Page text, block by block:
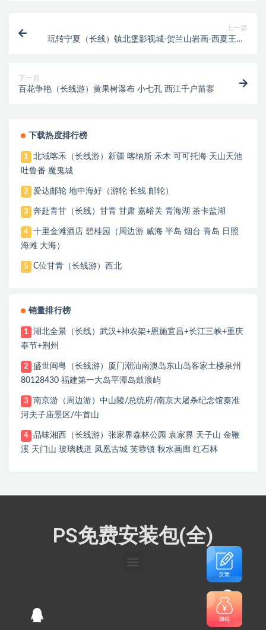
上一篇
玩转宁夏（长线）镇北堡影视城-贺兰山岩画-西夏王陵-
下一篇
百花争艳（长线游）黄果树瀑布 小七孔 西江千户苗寨
下载热度排行榜
1
北域喀禾（长线游）新疆 喀纳斯 禾木 可可托海 天山天池
吐鲁番 魔鬼城
2 爱达邮轮 地中海好（游轮 长线 邮轮）
3 奔赴青甘（长线）甘青 甘肃 嘉峪关 青海湖 茶卡盐湖
4
十里金滩酒店 碧桂园（周边游 威海 半岛 烟台 青岛 日照
海滩 大海）
5 C位甘青（长线游）西北
销量排行榜
1
湖北全景（长线）武汉+神农架+恩施宜昌+长江三峡+重庆
奉节+荆州
2
盛世闽粤（长线游）厦门潮汕南澳岛东山岛客家土楼泉州
80128430 福建第一大岛平潭岛鼓浪屿
3
南京游（周边游）中山陵/总统府/南京大屠杀纪念馆秦准
河夫子庙景区/牛首山
4
品味湘西（长线游）张家界森林公园 袁家界 天子山 金鞭
溪 天门山 玻璃栈道 凤凰古城 芙蓉镇 秋水画廊 红石林
PS免费安装包(全)